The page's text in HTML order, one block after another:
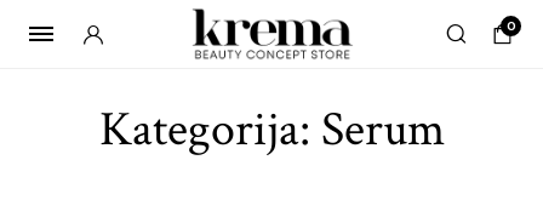
0
Kategorija: Serum